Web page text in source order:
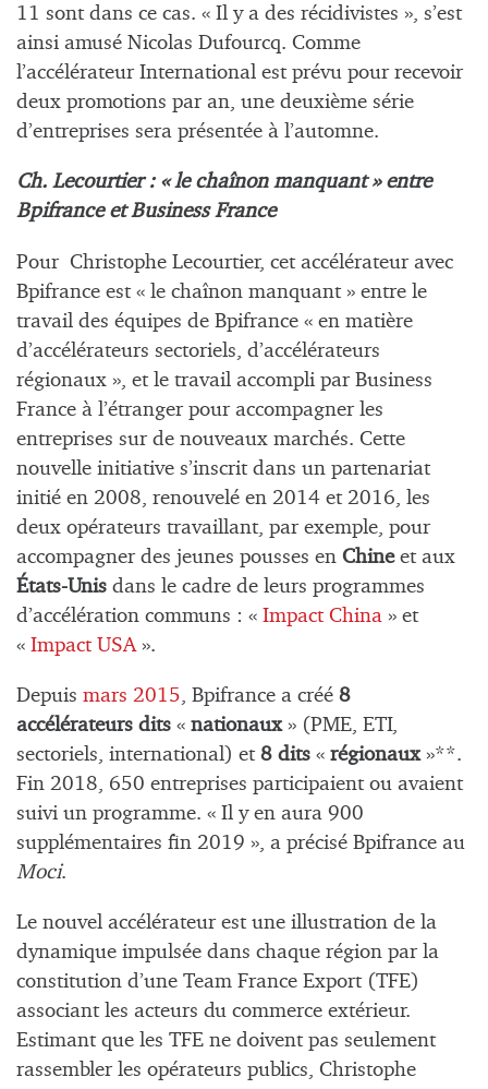
11 sont dans ce cas. « Il y a des récidivistes », s’est
ainsi amusé Nicolas Dufourcq. Comme
l’accélérateur International est prévu pour recevoir
deux promotions par an, une deuxième série
d’entreprises sera présentée à l’automne.
Ch. Lecourtier : « le chaînon manquant » entre
Bpifrance et Business France
Pour Christophe Lecourtier, cet accélérateur avec
Bpifrance est « le chaînon manquant » entre le
travail des équipes de Bpifrance « en matière
d’accélérateurs sectoriels, d’accélérateurs
régionaux », et le travail accompli par Business
France à l’étranger pour accompagner les
entreprises sur de nouveaux marchés. Cette
nouvelle initiative s’inscrit dans un partenariat
initié en 2008, renouvelé en 2014 et 2016, les
deux opérateurs travaillant, par exemple, pour
accompagner des jeunes pousses en Chineet aux
États-Unis dans le cadre de leurs programmes
d’accélération communs : « Impact China » et
« Impact USA ».
Depuis mars 2015 , Bpifrance a créé 8
accélérateurs dits « nationaux » (PME, ETI,
sectoriels, international) et 8 dits « régionaux »**.
Fin 2018, 650 entreprises participaient ou avaient
suivi un programme. « Il y en aura 900
supplémentaires fin 2019 », a précisé Bpifrance au
Moci.
Le nouvel accélérateur est une illustration de la
dynamique impulsée dans chaque région par la
constitution d’une Team France Export (TFE)
associant les acteurs du commerce extérieur.
Estimant que les TFE ne doivent pas seulement
rassembler les opérateurs publics, Christophe